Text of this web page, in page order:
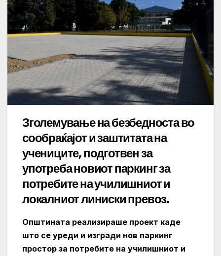
Зголемување на безбедноста во
сообраќајот и заштитата на
учениците, подготвен за
употреба новиот паркинг за
потребите на училишниот и
локалниот линиски превоз.
Општината реализираше проект каде
што се уреди и изгради нов паркинг
простор за потребите на училишниот и